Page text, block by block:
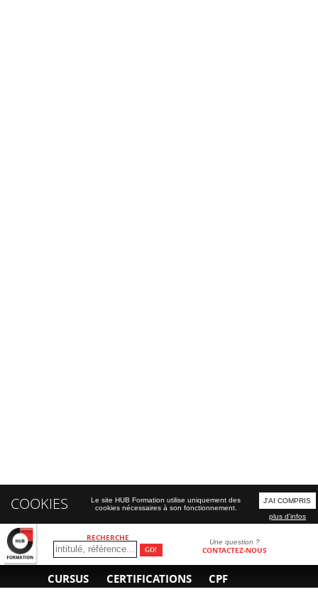
RECHERCHE Une question ?
CONTACTEZ-NOUS
CURSUS CERTIFICATIONS CPF
COOKIES
Le site HUB Formation utilise uniquement des
cookies nécessaires à son fonctionnement.
J'AI COMPRIS
plus d'infos